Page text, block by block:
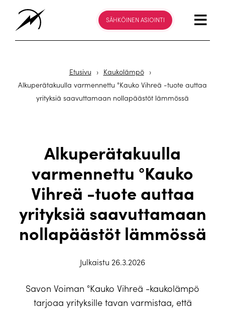
SÄHKÖINEN ASIOINTI
Etusivu › Kaukolämpö
›
Alkuperätakuulla varmennettu °Kauko Vihreä -tuote auttaa
yrityksiä saavuttamaan nollapäästöt lämmössä
Alkuperätakuulla
varmennettu °Kauko
Vihreä -tuote auttaa
yrityksiä saavuttamaan
nollapäästöt lämmössä
Julkaistu 26.3.2026
Savon Voiman °Kauko Vihreä -kaukolämpö
tarjoaa yrityksille tavan varmistaa, että